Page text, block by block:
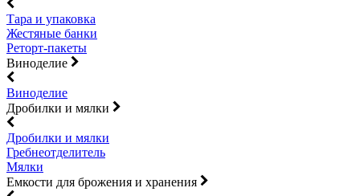
Тара и упаковка
Жестяные банки
Реторт-пакеты
Виноделие
Виноделие
Дробилки и мялки
Дробилки и мялки
Гребнеотделитель
Мялки
Емкости для брожения и хранения